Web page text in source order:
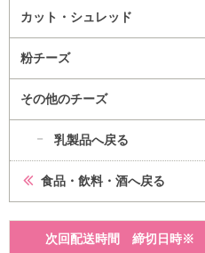
カット・シュレッド
粉チーズ
その他のチーズ
乳製品へ戻る
食品・飲料・酒へ戻る
次回配送時間 締切日時※